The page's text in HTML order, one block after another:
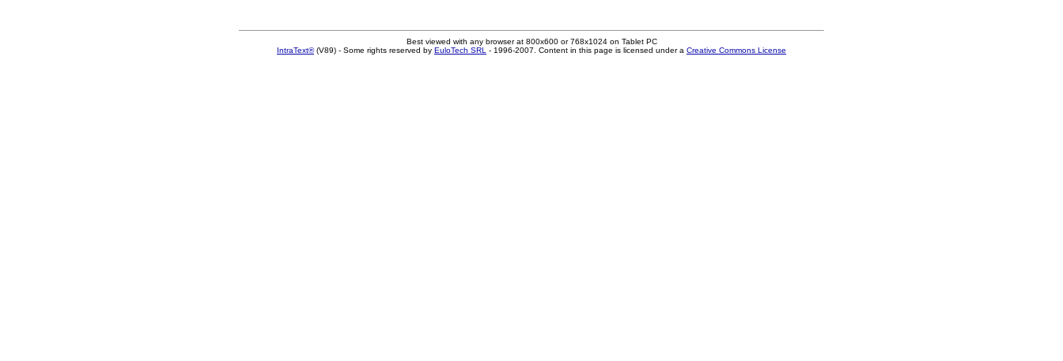
Best viewed with any browser at 800x600 or 768x1024 on Tablet PC
IntraText®(V89) - Some rights reserved by EuloTech SRL - 1996-2007. Content in this page is licensed under a Creative Commons License